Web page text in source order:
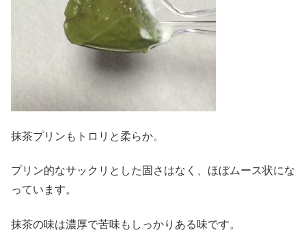
抹茶プリンもトロリと柔らか。
プリン的なサックリとした固さはなく、ほぼムース状にな
っています。
抹茶の味は濃厚で苦味もしっかりある味です。